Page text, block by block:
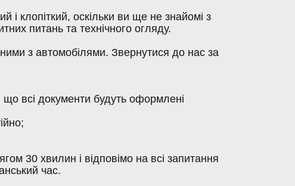
і клопіткий, оскільки ви ще не знайомі з
питань та технічного огляду.
з автомобілями. Звернутися до нас за
всі документи будуть оформлені
30 хвилин і відповімо на всі запитання
час.